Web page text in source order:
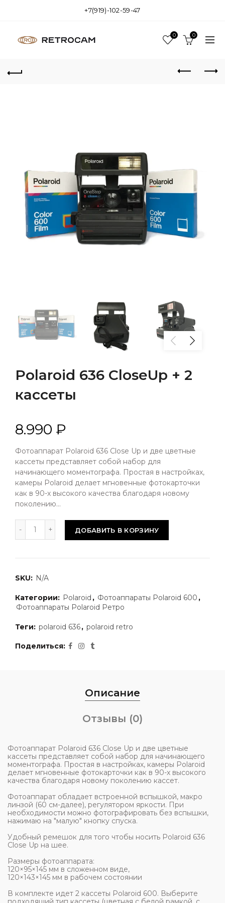
+7(919)-102-59-47
0 0
Polaroid 636 CloseUp + 2
кассеты
8.990 ₽
Фотоаппарат Polaroid 636 Close Up и две цветные
кассеты представляет собой набор для
начинающего моментографа. Простая в настройках,
камеры Polaroid делает мгновенные фотокарточки
как в 90-х высокого качества благодаря новому
поколению...
ДОБАВИТЬ В КОРЗИНУ
SKU: N/A
Категории: Polaroid , Фотоаппараты Polaroid 600 ,
Фотоаппараты Polaroid Ретро
Теги: polaroid 636, polaroid retro
Поделиться
Описание
Отзывы (0)
Фотоаппарат Polaroid 636 Close Up и две цветные
кассеты представляет собой набор для начинающего
моментографа. Простая в настройках, камеры Polaroid
делает мгновенные фотокарточки как в 90-х высокого
качества благодаря новому поколению кассет.
Фотоаппарат обладает встроенной вспышкой, макро
линзой (60 см-далее), регулятором яркости. При
необходимости можно фотографировать без вспышки,
нажимаю на "малую" кнопку спуска.
Удобный ремешок для того чтобы носить Polaroid 636
Close Up на шее.
Размеры фотоаппарата:
120×95×145 мм в сложенном виде,
120×143×145 мм в рабочем состоянии
В комплекте идет 2 кассеты Polaroid 600. Выберите